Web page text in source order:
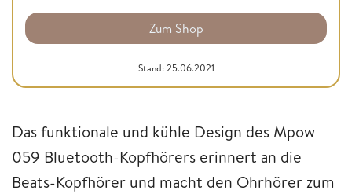
Zum Shop
Stand: 25.06.2021
Das funktionale und kühle Design des Mpow
059 Bluetooth-Kopfhörers erinnert an die
Beats-Kopfhörer und macht den Ohrhörer zum